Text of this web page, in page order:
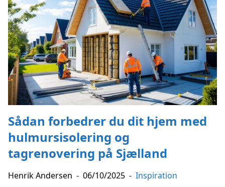
Sådan forbedrer du dit hjem med
hulmursisolering og
tagrenovering på Sjælland
Henrik Andersen - 06/10/2025 - Inspiration